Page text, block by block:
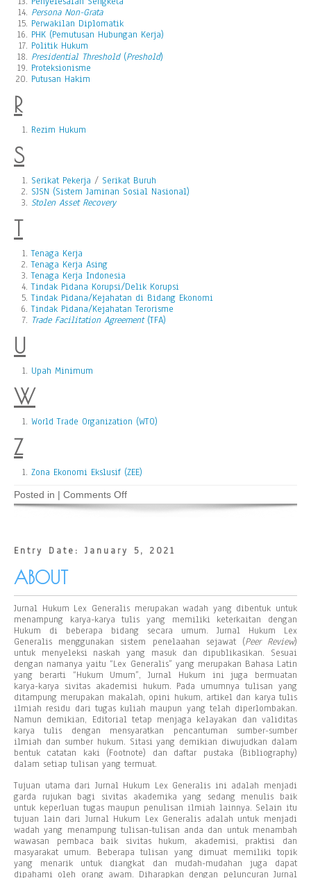
Persona Non-Grata
Perwakilan Diplomatik
PHK (Pemutusan Hubungan Kerja)
Politik Hukum
Presidential Threshold(Preshold)
Proteksionisme
Putusan Hakim
R
Rezim Hukum
S
Serikat Pekerja / Serikat Buruh
SJSN (Sistem Jaminan Sosial Nasional)
Stolen Asset Recovery
T
Tenaga Kerja
Tenaga Kerja Asing
Tenaga Kerja Indonesia
Tindak Pidana Korupsi/Delik Korupsi
Tindak Pidana/Kejahatan di Bidang Ekonomi
Tindak Pidana/Kejahatan Terorisme
Trade Facilitation Agreement (TFA)
U
Upah Minimum
W
World Trade Organization (WTO)
Z
Zona Ekonomi Ekslusif (ZEE)
Posted in | Comments Offon
Glosarium
Entry Date: January 5, 2021
ABOUT
Jurnal Hukum Lex Generalis merupakan wadah yang dibentuk untuk
menampung karya-karya tulis yang memiliki keterkaitan dengan
Hukum di beberapa bidang secara umum. Jurnal Hukum Lex
Generalis menggunakan sistem penelaahan sejawat (Peer Review)
untuk menyeleksi naskah yang masuk dan dipublikasikan. Sesuai
dengan namanya yaitu “Lex Generalis” yang merupakan Bahasa Latin
yang berarti “Hukum Umum”, Jurnal Hukum ini juga bermuatan
karya-karya sivitas akademisi hukum. Pada umumnya tulisan yang
ditampung merupakan makalah, opini hukum, artikel dan karya tulis
ilmiah residu dari tugas kuliah maupun yang telah diperlombakan.
Namun demikian, Editorial tetap menjaga kelayakan dan validitas
karya tulis dengan mensyaratkan pencantuman sumber-sumber
ilmiah dan sumber hukum. Sitasi yang demikian diwujudkan dalam
bentuk catatan kaki (Footnote) dan daftar pustaka (Bibliography)
dalam setiap tulisan yang termuat.
Tujuan utama dari Jurnal Hukum Lex Generalis ini adalah menjadi
garda rujukan bagi sivitas akademika yang sedang menulis baik
untuk keperluan tugas maupun penulisan ilmiah lainnya. Selain itu
tujuan lain dari Jurnal Hukum Lex Generalis adalah untuk menjadi
wadah yang menampung tulisan-tulisan anda dan untuk menambah
wawasan pembaca baik sivitas hukum, akademisi, praktisi dan
masyarakat umum. Beberapa tulisan yang dimuat memiliki topik
yang menarik untuk diangkat dan mudah-mudahan juga dapat
dipahami oleh orang awam. Diharapkan dengan peluncuran Jurnal